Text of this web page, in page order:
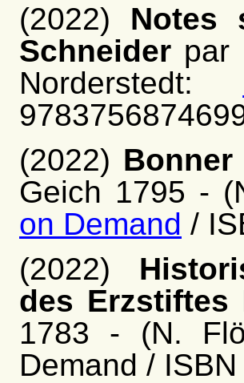
(2022) Notes
Schneider par
Norderstedt:
(2022)
Geich 1795 -
on Demand /
(2022)
des Erzstiftes
1783 - (N.
Demand /